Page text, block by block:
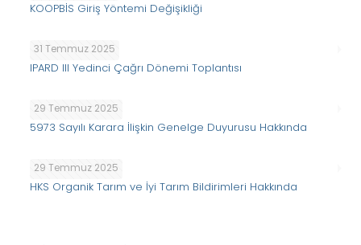
KOOPBİS Giriş Yöntemi Değişikliği
31 Temmuz 2025
IPARD III Yedinci Çağrı Dönemi Toplantısı
29 Temmuz 2025
5973 Sayılı Karara İlişkin Genelge Duyurusu Hakkında
29 Temmuz 2025
HKS Organik Tarım ve İyi Tarım Bildirimleri Hakkında